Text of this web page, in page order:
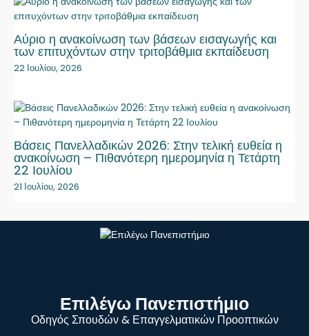
Αύριο η ανακοίνωση των βάσεων εισαγωγής και
των επιτυχόντων στην τριτοβάθμια εκπαίδευση
22 Ιουλίου, 2026
Βάσεις Πανελλαδικών 2026: Στην τελική ευθεία η
ανακοίνωση – Πιθανότερη ημερομηνία η Τετάρτη
22 Ιουλίου
21 Ιουλίου, 2026
Επιλέγω Πανεπιστήμιο
Οδηγός Σπουδών & Επαγγελματικών Προοπτικών